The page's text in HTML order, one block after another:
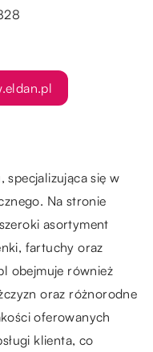
specjalizująca się w
Na stronie
asortyment
fartuchy oraz
obejmuje również
oraz różnorodne
oferowanych
klienta, co